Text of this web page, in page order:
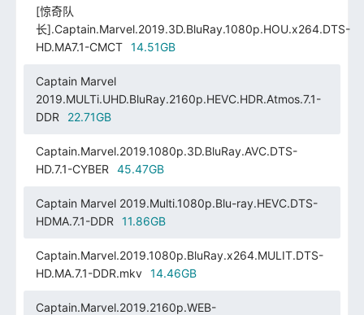
[惊奇队
长].Captain.Marvel.2019.3D.BluRay.1080p.HOU.x264.DTS-
HD.MA7.1-CMCT
14.51GB
Captain Marvel
2019.MULTi.UHD.BluRay.2160p.HEVC.HDR.Atmos.7.1-
DDR
22.71GB
Captain.Marvel.2019.1080p.3D.BluRay.AVC.DTS-
HD.7.1-CYBER
45.47GB
Captain Marvel 2019.Multi.1080p.Blu-ray.HEVC.DTS-
HDMA.7.1-DDR
11.86GB
Captain.Marvel.2019.1080p.BluRay.x264.MULIT.DTS-
HD.MA.7.1-DDR.mkv
14.46GB
Captain.Marvel.2019.2160p.WEB-